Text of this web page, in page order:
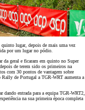
quinto lugar, depois de mais uma vez
por um lugar no pódio.
da geral e ficaram em quinto no Super
de terem sido os primeiros na
com 30 pontos de vantagem sobre
de Portugal a TGR-WRT aumenta a
entrada para a equipa TGR-WRT2,
na sua primeira época completa